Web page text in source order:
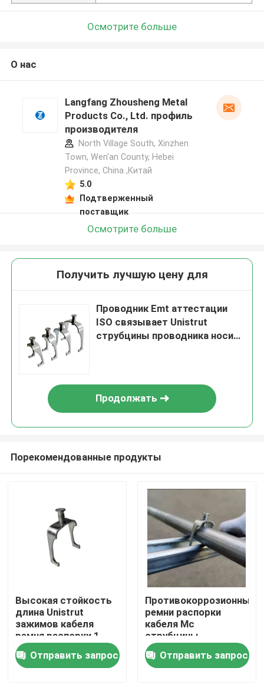
Главная страница
Продукция
Осмотрите больше
О нас
Langfang Zhousheng Metal
Products Co., Ltd. профиль
производителя
North Village South, Xinzhen
Town, Wen'an County, Hebei
Province, China ,Китай
5.0
Подтверженный
поставщик
Осмотрите больше
Получить лучшую цену для
Проводник Emt аттестации
ISO связывает Unistrut
струбцины проводника носит
Продолжать
Порекомендованные продукты
Высокая стойкость
длина Unistrut
зажимов кабеля
ремня распорки 1
части изготовленная
на заказ
Отправить запрос
Противокоррозионные
ремни распорки
кабеля Mc
струбцины
проводника
распорки пудрят
покрытый
Отправить запрос